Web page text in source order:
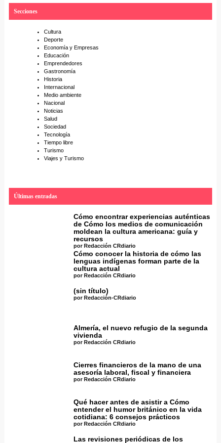
Secciones
Cultura
Deporte
Economía y Empresas
Educación
Emprendedores
Gastronomía
Historia
Internacional
Medio ambiente
Nacional
Noticias
Salud
Sociedad
Tecnología
Tiempo libre
Turismo
Viajes y Turismo
Últimas entradas
Cómo encontrar experiencias auténticas
de Cómo los medios de comunicación
moldean la cultura americana: guía y
recursos
por Redacción CRdiario
Cómo conocer la historia de cómo las
lenguas indígenas forman parte de la
cultura actual
por Redacción CRdiario
(sin título)
por Redacción-CRdiario
Almería, el nuevo refugio de la segunda
vivienda
por Redacción CRdiario
Cierres financieros de la mano de una
asesoría laboral, fiscal y financiera
por Redacción CRdiario
Qué hacer antes de asistir a Cómo
entender el humor británico en la vida
cotidiana: 6 consejos prácticos
por Redacción CRdiario
Las revisiones periódicas de los